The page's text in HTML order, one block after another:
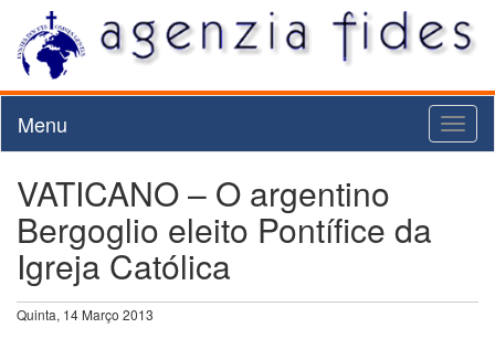
Menu
VATICANO – O argentino
Bergoglio eleito Pontífice da
Igreja Católica
Quinta, 14 Março 2013